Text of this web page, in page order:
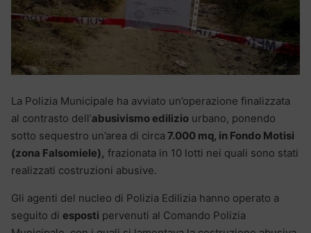
La Polizia Municipale ha avviato un’operazione finalizzata
al contrasto dell’abusivismo edilizio urbano, ponendo
sotto sequestro un’area di circa 7.000 mq, in Fondo Motisi
(zona Falsomiele), frazionata in 10 lotti nei quali sono stati
realizzati costruzioni abusive.
Gli agenti del nucleo di Polizia Edilizia hanno operato a
seguito di esposti pervenuti al Comando Polizia